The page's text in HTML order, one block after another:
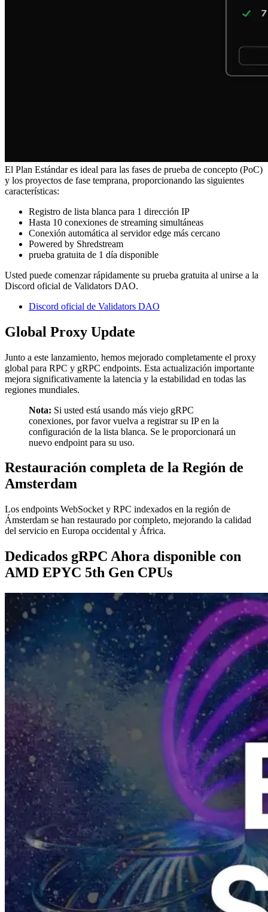
El Plan Estándar es ideal para las fases de prueba de concepto (PoC)
y los proyectos de fase temprana, proporcionando las siguientes
características:
Registro de lista blanca para 1 dirección IP
Hasta 10 conexiones de streaming simultáneas
Conexión automática al servidor edge más cercano
Powered by Shredstream
prueba gratuita de 1 día disponible
Usted puede comenzar rápidamente su prueba gratuita al unirse a la
Discord oficial de Validators DAO.
Discord oficial de Validators DAO
Global Proxy Update
Junto a este lanzamiento, hemos mejorado completamente el proxy
global para RPC y gRPC endpoints. Esta actualización importante
mejora significativamente la latencia y la estabilidad en todas las
regiones mundiales.
Nota: Si usted está usando más viejo gRPC
conexiones, por favor vuelva a registrar su IP en la
configuración de la lista blanca. Se le proporcionará un
nuevo endpoint para su uso.
Restauración completa de la Región de
Amsterdam
Los endpoints WebSocket y RPC indexados en la región de
Ámsterdam se han restaurado por completo, mejorando la calidad
del servicio en Europa occidental y África.
Dedicados gRPC Ahora disponible con
AMD EPYC 5th Gen CPUs